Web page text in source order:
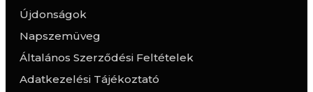
Újdonságok
Napszemüveg
Általános Szerződési Feltételek
Adatkezelési Tájékoztató